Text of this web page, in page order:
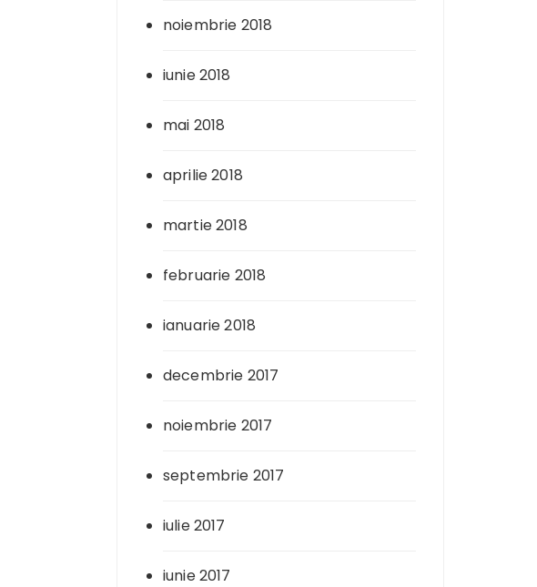
noiembrie 2018
iunie 2018
mai 2018
aprilie 2018
martie 2018
februarie 2018
ianuarie 2018
decembrie 2017
noiembrie 2017
septembrie 2017
iulie 2017
iunie 2017